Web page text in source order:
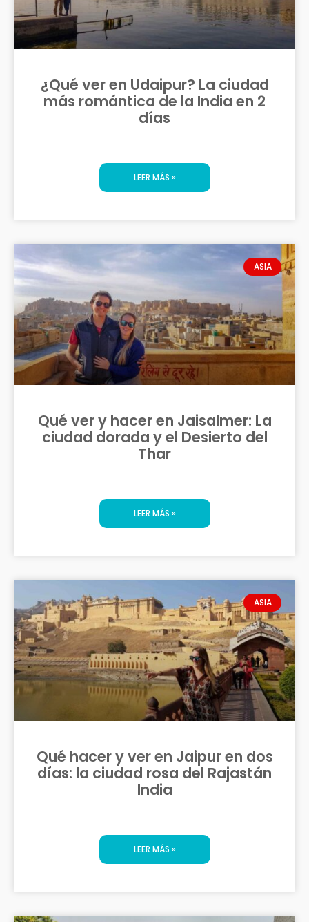
¿Qué ver en Udaipur? La ciudad
más romántica de la India en 2
días
LEER MÁS »
ASIA
Qué ver y hacer en Jaisalmer: La
ciudad dorada y el Desierto del
Thar
LEER MÁS »
ASIA
Qué hacer y ver en Jaipur en dos
días: la ciudad rosa del Rajastán
India
LEER MÁS »